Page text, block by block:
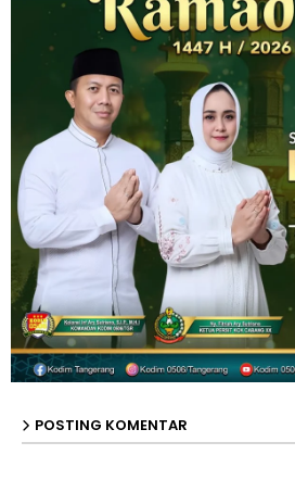
POSTING KOMENTAR